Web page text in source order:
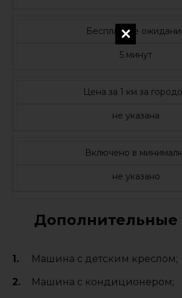
Бесплатное
5 минут
Цена за 1 км за
не указана
Включено в
не указано
Дополнительные
Машина с детским креслом;
Машина с кондиционером;